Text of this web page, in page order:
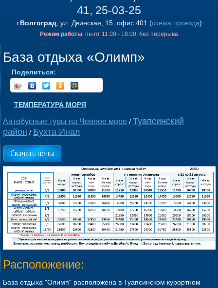
41, 25-03-25
г.Волгоград, ул. Двинская, 15, офис 401 (схема проезда)
Режим работы: пн-пт 11:00 - 18:00, без перерыва
База отдыха «Олимп»
Поделиться:
ТЕМПЕРАТУРА МОРЯ
Автобусные туры на Черное море / Туапсинский
район / Бухта Инал
Расположение:
База отдыха "Олимп" расположена в Туапсинском курортном